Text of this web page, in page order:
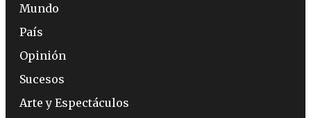
Mundo
País
Opinión
Sucesos
Arte y Espectáculos